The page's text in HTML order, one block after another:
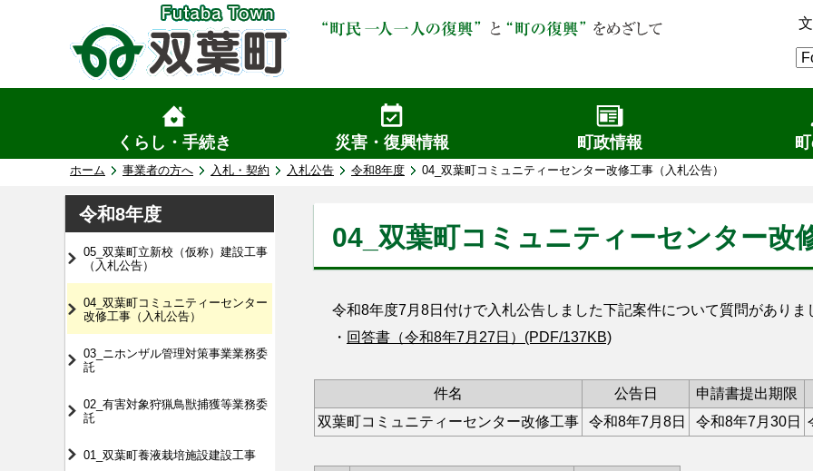
くらし・手続き 災害・復興情報 町政情報
ホーム 事業者の方へ 入札・契約 入札公告 令和8年度 04_双葉町コミュニティーセンター改修工事（入札公告）
令和8年度
05_双葉町立新校（仮称）建設工事
（入札公告）
04_双葉町コミュニティーセンター
改修工事（入札公告）
03_ニホンザル管理対策事業業務委
託
02_有害対象狩猟鳥獣捕獲等業務委
託
01_双葉町養液栽培施設建設工事
04_双葉町コミュニティーセンター改
令和8年度7月8日付けで入札公告しました下記案件について質問がありま
・ 回答書（令和8年7月27日）(PDF/137KB)
件名 公告日 申請書提出期限
双葉町コミュニティーセンター改修工事
令和8年7 月 8日 令和8年7 月 30日